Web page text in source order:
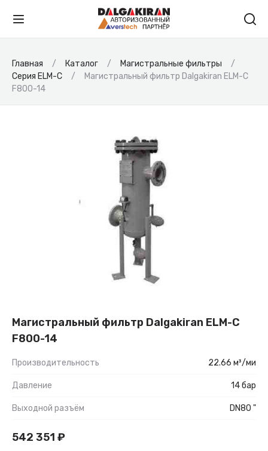
Главная Каталог
Магистральные фильтры
Серия ELM-C
Магистральный фильтр Dalgakiran ELM-C
F800-14
Магистральный фильтр Dalgakiran ELM-C
F800-14
Производительность 22.66 м³/ми
Давление 14 бар
Выходной разъём DN80 "
542 351 ₽